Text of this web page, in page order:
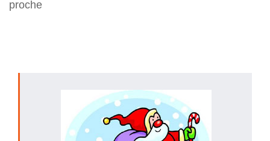
proche